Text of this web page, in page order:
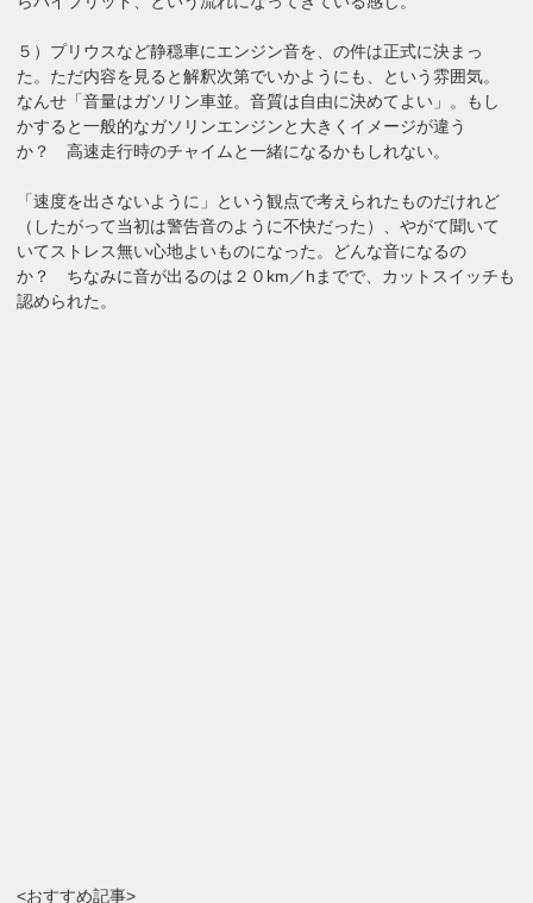
５）プリウスなど静穏車にエンジン音を、の件は正式に決まっ
た。ただ内容を見ると解釈次第でいかようにも、という雰囲気。
なんせ「音量はガソリン車並。音質は自由に決めてよい」。もし
かすると一般的なガソリンエンジンと大きくイメージが違う
か？ 高速走行時のチャイムと一緒になるかもしれない。
「速度を出さないように」という観点で考えられたものだけれど
（したがって当初は警告音のように不快だった）、やがて聞いて
いてストレス無い心地よいものになった。どんな音になるの
か？ ちなみに音が出るのは２０km／hまでで、カットスイッチも
認められた。
<おすすめ記事>